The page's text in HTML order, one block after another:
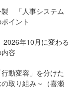
製 「人事システム
イント
2026年10月に変わる
容
動変容」を分けた
取り組み～（喜瀬